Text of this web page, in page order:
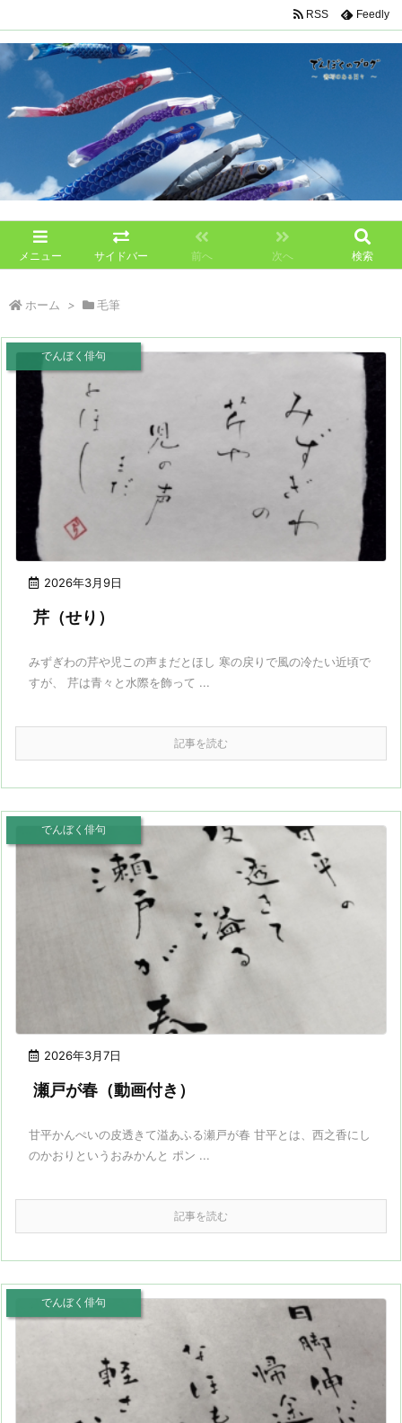
メニュー サイドバー 前へ 次へ 検索
RSS Feedly
ホーム > 毛筆
2026年3月9日
でんぼく俳句
芹（せり）
みずぎわの芹や児この声まだとほし 寒の戻りで風の冷たい近頃で
すが、 芹は青々と水際を飾って ...
記事を読む
2026年3月7日
でんぼく俳句
瀬戸が春（動画付き）
甘平かんぺいの皮透きて溢あふる瀬戸が春 甘平とは、西之香にし
のかおりというおみかんと ポン ...
記事を読む
でんぼく俳句